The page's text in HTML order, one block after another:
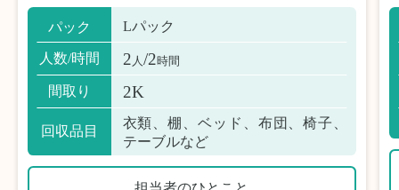
パック Lパック
人数/時間 2 人 /2時間
間取り 2K
回収品目
衣類、棚、ベッド、布団、椅子、
テーブルなど